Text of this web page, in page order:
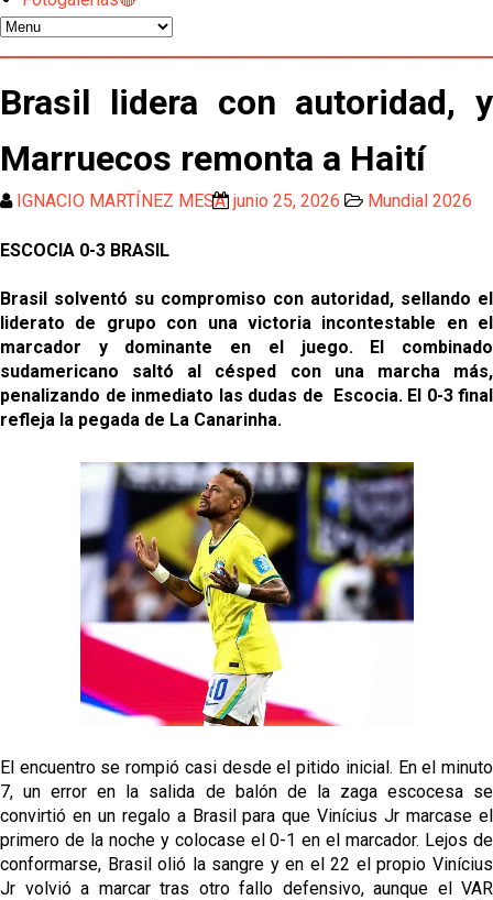
Opinión | "Carta abierta a Alberto Flores" por Rafa
García
Análisis I Quién es y cómo juega Fran González
Endrick y Marc Bernal protagonizan las ofertas más
su debut en la Cantalejo Province Cup
La cita ante el Espanyol a domicilio ya tiene horario
El dato que destaca a Agoumé entre las cinco
grandes ligas
Juanlu de vuelta a Sevilla para cerrar su fichaje a la
El Granada negocia con el Sevilla FC por Alberto
El Sevilla continúa con despidos y rechaza una
oferta de 420 millones por el club
El Sevilla mueve ficha por Robbie Ure: la opción 'A'
para el ataque nervionense
Los contratiempos para García Plaza por la mala
Brasil lidera con autoridad, y
Marruecos remonta a Haití
IGNACIO MARTÍNEZ MESA junio 25, 2026 Mundial 2026
ESCOCIA 0-3 BRASIL
Brasil solventó su compromiso con autoridad, sellando el
liderato de grupo con una victoria incontestable en el
marcador y dominante en el juego. El combinado
sudamericano saltó al césped con una marcha más,
penalizando de inmediato las dudas de Escocia. El 0-3 final
refleja la pegada de La Canarinha.
El encuentro se rompió casi desde el pitido inicial. En el minuto
7, un error en la salida de balón de la zaga escocesa se
convirtió en un regalo a Brasil para que Vinícius Jr marcase el
primero de la noche y colocase el 0-1 en el marcador. Lejos de
conformarse, Brasil olió la sangre y en el 22 el propio Vinícius
Jr volvió a marcar tras otro fallo defensivo, aunque el VAR